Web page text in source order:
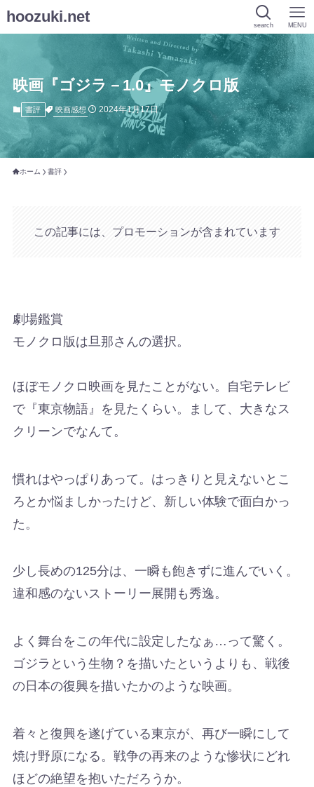
hoozuki.net search MENU
映画『ゴジラ－1.0』モノクロ版
書評 映画感想 2024年1月17日
ホーム 書評
この記事には、プロモーションが含まれています
劇場鑑賞
モノクロ版は旦那さんの選択。
ほぼモノクロ映画を見たことがない。自宅テレビ
で『東京物語』を見たくらい。まして、大きなス
クリーンでなんて。
慣れはやっぱりあって。はっきりと見えないとこ
ろとか悩ましかったけど、新しい体験で面白かっ
た。
少し長めの125分は、一瞬も飽きずに進んでいく。
違和感のないストーリー展開も秀逸。
よく舞台をこの年代に設定したなぁ…って驚く。
ゴジラという生物？を描いたというよりも、戦後
の日本の復興を描いたかのような映画。
着々と復興を遂げている東京が、再び一瞬にして
焼け野原になる。戦争の再来のような惨状にどれ
ほどの絶望を抱いただろうか。